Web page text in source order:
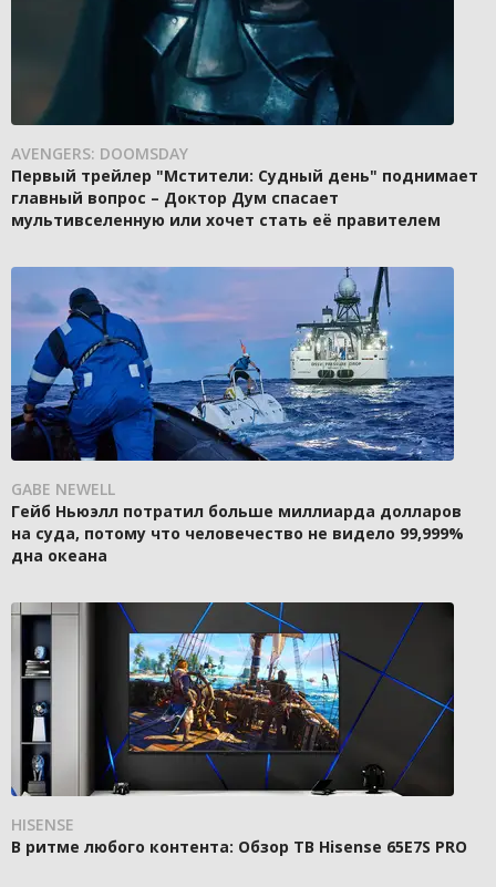
AVENGERS: DOOMSDAY
Первый трейлер "Мстители: Судный день" поднимает
главный вопрос – Доктор Дум спасает
мультивселенную или хочет стать её правителем
GABE NEWELL
Гейб Ньюэлл потратил больше миллиарда долларов
на суда, потому что человечество не видело 99,999%
дна океана
HISENSE
В ритме любого контента: Обзор ТВ Hisense 65E7S PRO